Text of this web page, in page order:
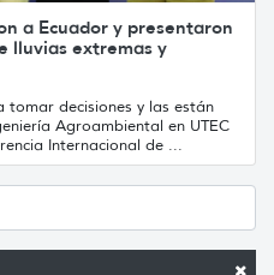
a Ecuador y presentaron
lluvias extremas y
tomar decisiones y las están
Agroambiental en UTEC
Internacional de ...